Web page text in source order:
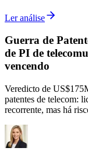
Ler análise
Guerra de
de PI de
vencendo
Veredicto de
patentes de telecom:
recorrente, mas há